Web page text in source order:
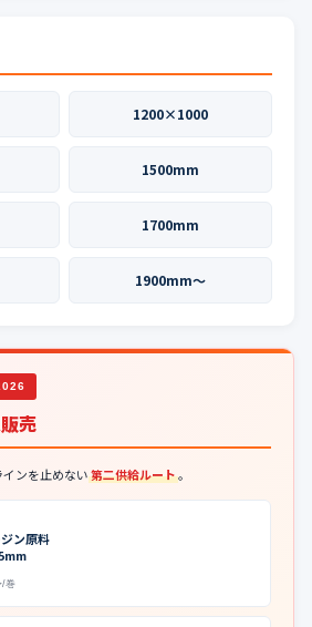
1200×1000
1500mm
1700mm
1900mm〜
売
ンを止めない第二供給ルート。
ン原料
/巻